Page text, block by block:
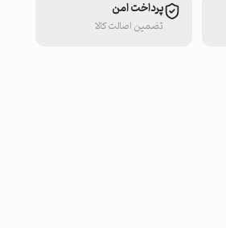
پرداخت امن
تضمین اصالت کالا